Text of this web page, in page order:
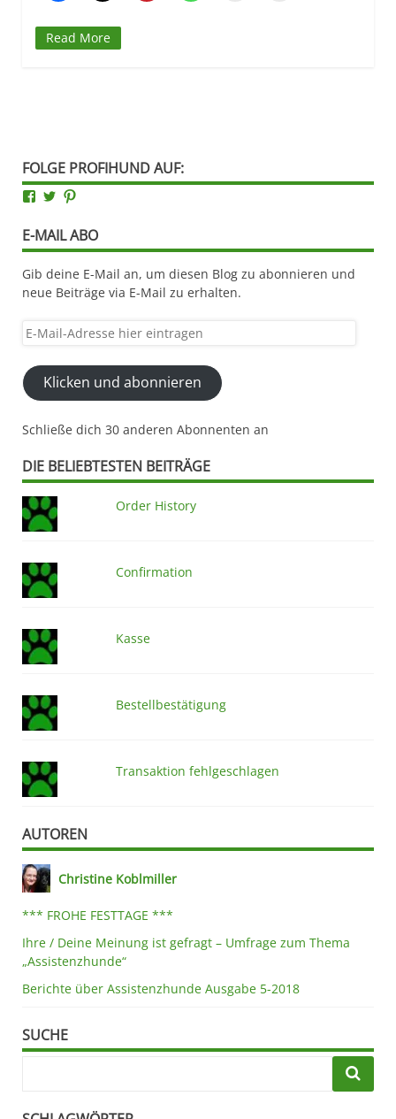
Read More
FOLGE PROFIHUND AUF:
Facebook
Twitter
E-MAIL ABO
Gib deine E-Mail an, um diesen Blog zu abonnieren und
neue Beiträge via E-Mail zu erhalten.
E-
Adresse
hier
eintragen
Klicken und abonnieren
Schließe dich 30 anderen Abonnenten an
DIE BELIEBTESTEN BEITRÄGE
Order History
Confirmation
Kasse
Bestellbestätigung
Transaktion fehlgeschlagen
AUTOREN
Christine Koblmiller
*** FROHE FESTTAGE ***
Ihre / Deine Meinung ist gefragt – Umfrage zum Thema
„Assistenzhunde“
Berichte über Assistenzhunde Ausgabe 5-2018
SUCHE